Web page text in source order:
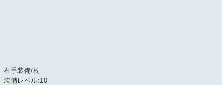
右手装備/杖
装備レベル:10